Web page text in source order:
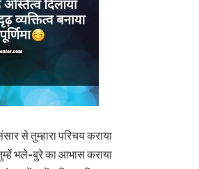
से तुम्हारा परिचय कराया
भले-बुरे का आभास कराया